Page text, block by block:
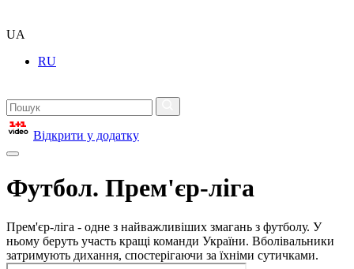
UA
RU
Відкрити у додатку
Футбол. Прем'єр-ліга
Прем'єр-ліга - одне з найважливіших змагань з футболу. У
ньому беруть участь кращі команди України. Вболівальники
затримують дихання, спостерігаючи за їхніми сутичками.